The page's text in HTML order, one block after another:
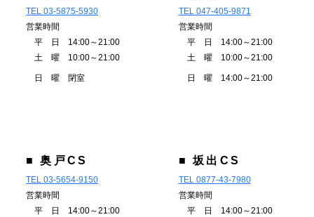
TEL 03-5875-5930
営業時間
平 日 14:00～21:00
土 曜 10:00～21:00
日 曜 閉室
TEL 047-405-9871
営業時間
平 日 14:00～21:00
土 曜 10:00～21:00
日 曜 14:00～21:00
■ 奥戸CS
TEL 03-5654-9150
営業時間
平 日 14:00～21:00
■ 坂出CS
TEL 0877-43-7980
営業時間
平 日 14:00～21:00